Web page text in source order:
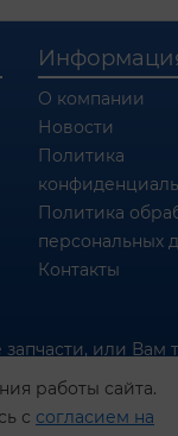
О компании
Новости
Политика
Политика
персональных
Контакты
или Вам
Вам поможем
работы сайта.
с согласием на